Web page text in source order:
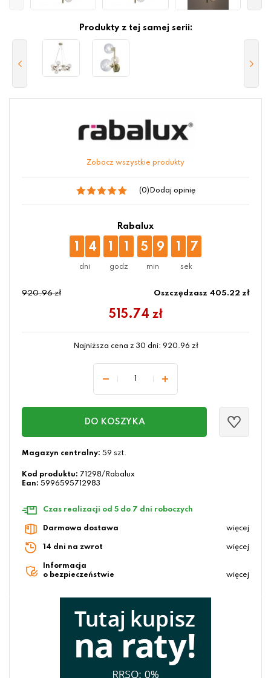
Produkty z tej samej serii:
Zobacz wszystkie produkty
(0) Dodaj opinię
Rabalux
1 4 1 1 5 9 1 6
920.96 zł Oszczędzasz 405.22 zł
515.74 zł
Najniższa cena z 30 dni: 920.96 zł
DO KOSZYKA
Magazyn centralny: 59 szt.
Kod produktu: 71298/Rabalux
Ean: 5996595712983
Czas realizacji od 5 do 7 dni roboczych
Darmowa dostawa więcej
14 dni na zwrot więcej
Informacja
o bezpieczeństwie
więcej